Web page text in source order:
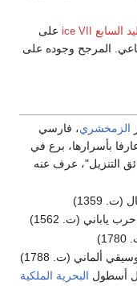
السابع ice VII على
المرجح وجوده على
الزمخشري، فارسي
بأسرارها، برع في
التنزيل"، عرف عنه
(ت. 1359)
ياباني (ت. 1562)
ألماني (ت. 1788)
أسطول البحرية الملكية